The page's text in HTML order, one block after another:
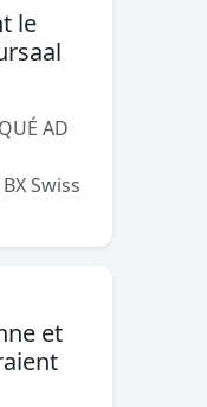
le
AD
Swiss
et